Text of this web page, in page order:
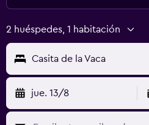
2 huéspedes, 1 habitación
Casita de la Vaca
jue. 13/8